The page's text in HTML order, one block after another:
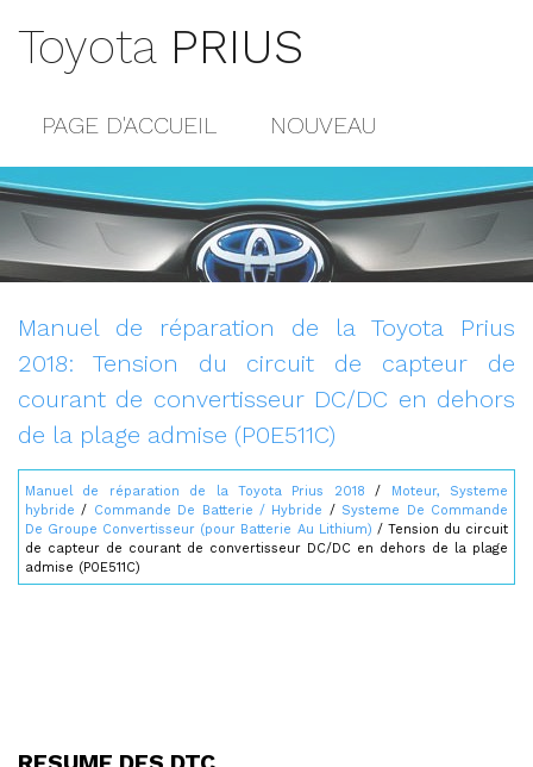
Toyota PRIUS
PAGE D'ACCUEIL NOUVEAU
POPULAIRE
CONTACTS
Manuel de réparation de la Toyota Prius
2018: Tension du circuit de capteur de
courant de convertisseur DC/DC en dehors
de la plage admise (P0E511C)
Manuel de réparation de la Toyota Prius 2018 /
Moteur, Systeme
hybride / Commande De Batterie / Hybride / Systeme De Commande
De Groupe Convertisseur (pour Batterie Au Lithium) / Tension du circuit
de capteur de courant de convertisseur DC/DC en dehors de la plage
admise (P0E511C)